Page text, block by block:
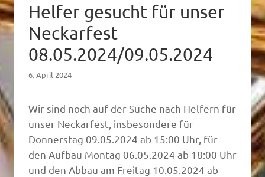
Helfer gesucht für unser
Neckarfest
08.05.2024/09.05.2024
6. April 2024
Wir sind noch auf der Suche nach Helfern für
unser Neckarfest, insbesondere für
Donnerstag 09.05.2024 ab 15:00 Uhr, für
den Aufbau Montag 06.05.2024 ab 18:00 Uhr
und den Abbau am Freitag 10.05.2024 ab